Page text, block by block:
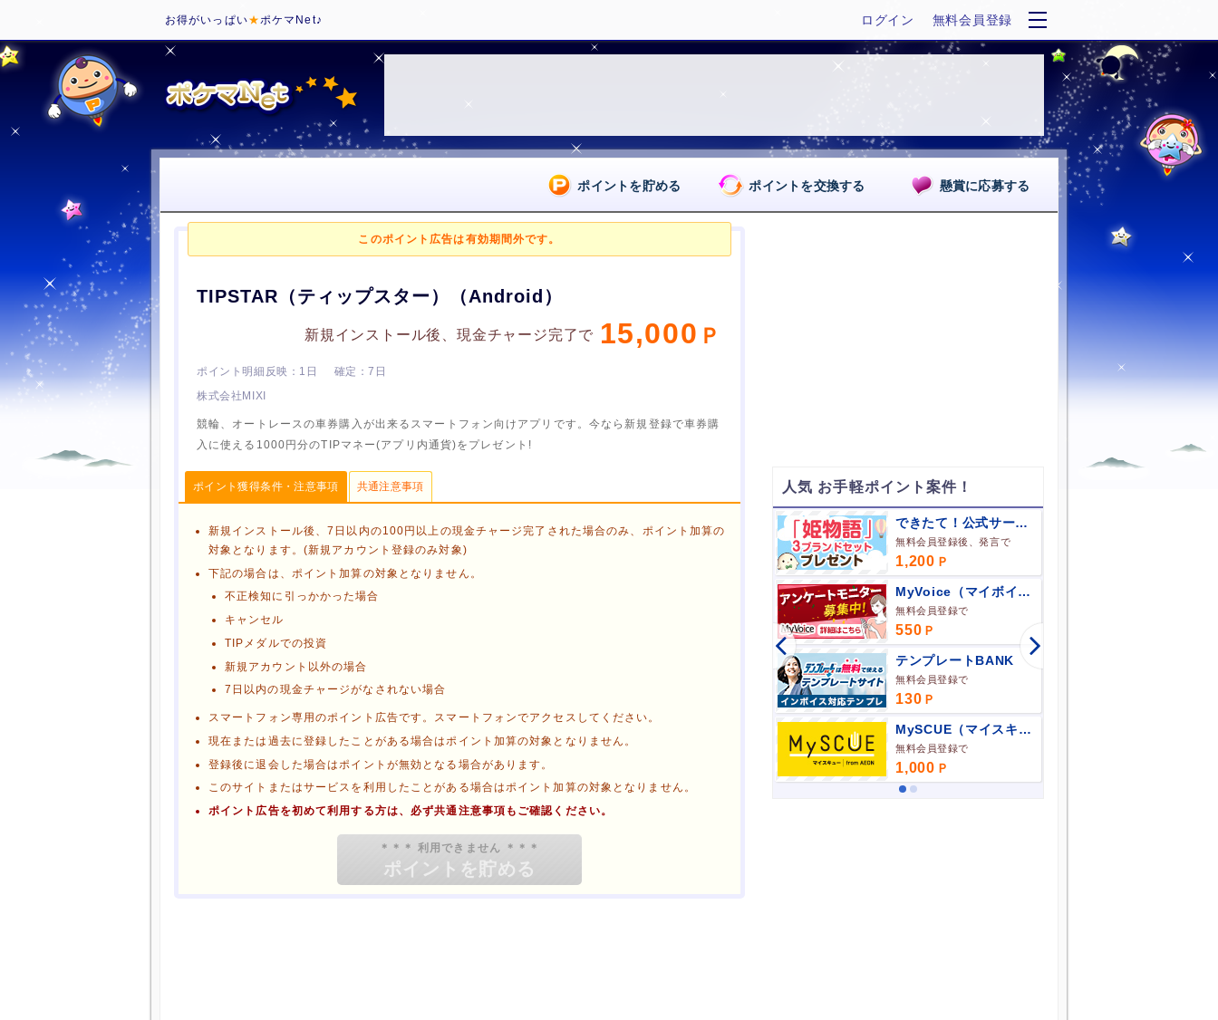
お得がいっぱい★ポケマNet♪ ログイン 無料会員登録
ポイントを貯める ポイントを交換する 懸賞に応募する
このポイント広告は有効期間外です。
TIPSTAR（ティップスター）（Android）
新規インストール後、現金チャージ完了で 15,000
1日
7日
株式会社MIXI
競輪、オートレースの車券購入が出来るスマートフォン向けアプリです。今なら新規登録で車券購
入に使える1000円分のTIPマネー(アプリ内通貨)をプレゼント!
ポイント獲得条件・注意事項 共通注意事項
新規インストール後、7日以内の100円以上の現金チャージ完了された場合のみ、ポイント加算の
対象となります。(新規アカウント登録のみ対象)
下記の場合は、ポイント加算の対象となりません。
不正検知に引っかかった場合
キャンセル
TIPメダルでの投資
新規アカウント以外の場合
7日以内の現金チャージがなされない場合
スマートフォン専用のポイント広告です。スマートフォンでアクセスしてください。
現在または過去に登録したことがある場合はポイント加算の対象となりません。
登録後に退会した場合はポイントが無効となる場合があります。
このサイトまたはサービスを利用したことがある場合はポイント加算の対象となりません。
ポイント広告を初めて利用する方は、必ず共通注意事項もご確認ください。
ブラウザのクッキー情報を削除する
ブラウザのアプリ、ウィンドウ、タブを閉じる
他のサイトにアクセスする
人気 お手軽ポイント案件！
絆のコミュニティ
無料利用登録で
できたて！公式サークル館
無料会員登録後、発言で
1,200
MyVoice（マイボイス）
無料会員登録で
550
テンプレートBANK
無料会員登録で
130
MySCUE（マイスキュー）
無料会員登録で
1,000